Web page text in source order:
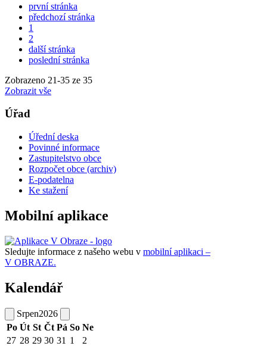
první stránka
předchozí stránka
1
2
další stránka
poslední stránka
Zobrazeno 21-35 ze 35
Zobrazit vše
Úřad
Úřední deska
Povinné informace
Zastupitelstvo obce
Rozpočet obce (archiv)
E-podatelna
Ke stažení
Mobilní aplikace
Sledujte informace z našeho webu v mobilní aplikaci –
V OBRAZE.
Kalendář
Srpen2026
Po Út St Čt Pá So Ne
27 28 29 30 31 1
2